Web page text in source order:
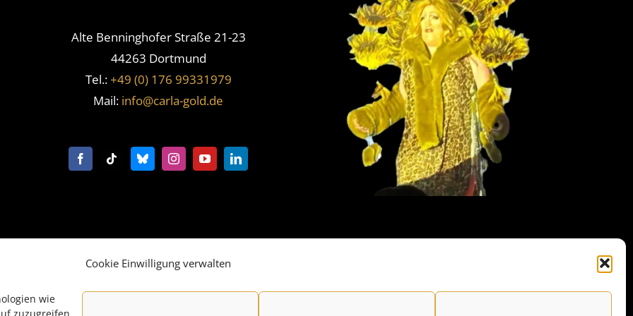
Cookie Einwilligung verwalten
wie
Alte Benninghofer Straße 21-23
44263 Dortmund
Tel.:+49 (0) 176 99331979
Mail: info@carla-gold.de